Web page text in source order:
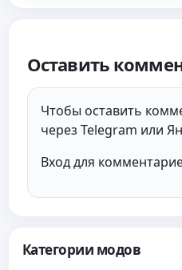
Категории модов
Оставить
Чтобы оставить
через Telegram или
Вход для